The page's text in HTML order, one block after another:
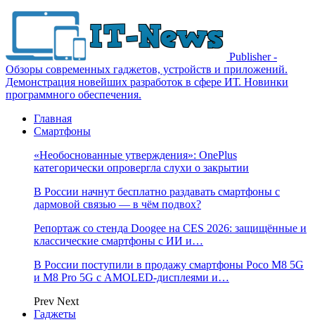
Publisher -
Обзоры современных гаджетов, устройств и приложений.
Демонстрация новейших разработок в сфере ИТ. Новинки
программного обеспечения.
Главная
Смартфоны
«Необоснованные утверждения»: OnePlus
категорически опровергла слухи о закрытии
В России начнут бесплатно раздавать смартфоны с
дармовой связью — в чём подвох?
Репортаж со стенда Doogee на CES 2026: защищённые и
классические смартфоны с ИИ и…
В России поступили в продажу смартфоны Poco M8 5G
и M8 Pro 5G с AMOLED-дисплеями и…
Prev Next
Гаджеты